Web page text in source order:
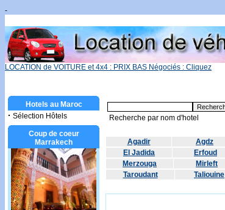
-
LOCATION de VOITURE et 4x4 : PRIX BAS Négociés : Cliquez
Hotels au Maroc
· Sélection Hôtels
Coup de coeur
Marrakech
Recherche par nom d'hotel
Agadir Agdz
El Jadida
Erfoud
Merzouga
Mirleft
Taroudant
Taliouine